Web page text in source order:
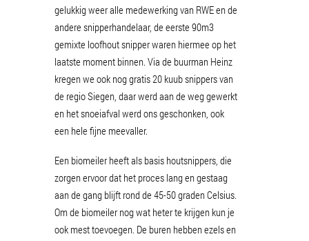
gelukkig weer alle medewerking van RWE en de
andere snipperhandelaar, de eerste 90m3
gemixte loofhout snipper waren hiermee op het
laatste moment binnen. Via de buurman Heinz
kregen we ook nog gratis 20 kuub snippers van
de regio Siegen, daar werd aan de weg gewerkt
en het snoeiafval werd ons geschonken, ook
een hele fijne meevaller.
Een biomeiler heeft als basis houtsnippers, die
zorgen ervoor dat het proces lang en gestaag
aan de gang blijft rond de 45-50 graden Celsius.
Om de biomeiler nog wat heter te krijgen kun je
ook mest toevoegen. De buren hebben ezels en